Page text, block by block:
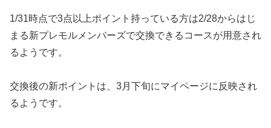
1/31時点で3点以上ポイント持っている方は2/28からはじ
まる新プレモルメンバーズで交換できるコースが用意され
るようです。
交換後の新ポイントは、3月下旬にマイページに反映され
るようです。